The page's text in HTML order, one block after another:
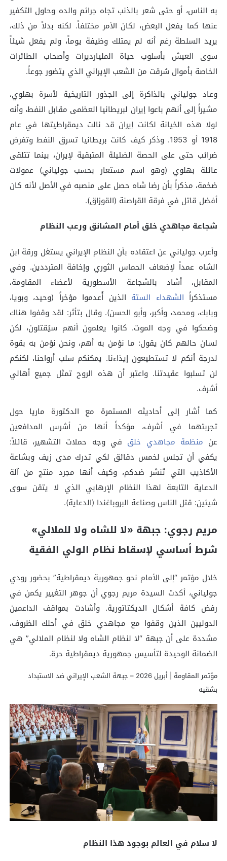
به الناس، أو حتى شعر بالذنب تجاه جرائم والده وحاول التكفير
عنها كما يفعل البعض، لكان الأمر مختلفاً. لكنه بدلاً من ذلك،
يريد السلطة رغم أنه لم يمتلك وظيفة يوماً، ولم يفعل شيئاً
سوى العيش بأسلوب حياة المليارديرات وأصحاب الطائرات
الخاصة بأموال سُرقت من الشعب الإيراني الذي يتضور جوعاً.
وعاد جولياني بالذاكرة إلى الجذور التاريخية لأسرة بهلوي،
مشيراً إلى أنهم باعوا إيران لبريطانيا العظمى مقابل النفط، وأنه
لولا هذه الخيانة لكانت إيران قد نالت ديمقراطيتها في عام
1918 أو 1953. وذكر كيف كانت بريطانيا تسرق النفط وتفرض
ضرائب حتى على الحصة الضئيلة المتبقية لإيران، بينما تتلقى
عائلة بهلوي (وهو اسم مستعار بحسب جولياني) عمولات
ضخمة، مذكراً بأن رضا شاه حصل على منصبه في الأصل لأنه كان
أفضل قاتل في فرقة القراصنة (القوزاق).
شجاعة مجاهدي خلق أمام المشانق ورعب النظام
وأعرب جولياني عن اعتقاده بأن النظام الإيراني يستغل ورقة ابن
الشاه عمداً لإضعاف الحماس الثوري وإخافة المترددين. وفي
المقابل، أشاد بالشجاعة الأسطورية لأعضاء المقاومة،
مستذكراً الشهداء الستة الذين أُعدموا مؤخراً (وحيد، وبويا،
وبابك، ومحمد، وأكبر، وأبو الحسن). وقال بتأثر: لقد وقفوا هناك
وضحكوا في وجه الموت. كانوا يعلمون أنهم سيُقتلون، لكن
لسان حالهم كان يقول: ما نؤمن به أهم، ونحن نؤمن به بقوة
لدرجة أنكم لا تستطيعون إيذاءنا. يمكنكم سلب أرواحنا، لكنكم
لن تسلبوا عقيدتنا. واعتبر أن هذه الروح تمثل جميع أهالي
أشرف.
كما أشار إلى أحاديثه المستمرة مع الدكتورة ماريا حول
تجربتهما في أشرف، مؤكداً أنها من أشرس المدافعين
عن منظمة مجاهدي خلق في وجه حملات التشهير، قائلاً:
يكفي أن تجلس لخمس دقائق لكي تدرك مدى زيف وبشاعة
الأكاذيب التي تُنشر ضدكم، وكيف أنها مجرد منتج من آلة
الدعاية التابعة لهذا النظام الإرهابي الذي لا يتقن سوى
شيئين: قتل الناس وصناعة البروباغندا (الدعاية).
مريم رجوي: جبهة «لا للشاه ولا للملالي»
شرط أساسي لإسقاط نظام الولي الفقیة
خلال مؤتمر “إلى الأمام نحو جمهورية ديمقراطية” بحضور رودي
جولياني، أكدت السيدة مريم رجوي أن جوهر التغيير يكمن في
رفض كافة أشكال الديكتاتورية. وأشادت بمواقف الداعمين
الدوليين الذين وقفوا مع مجاهدي خلق في أحلك الظروف،
مشددة على أن جبهة “لا لنظام الشاه ولا لنظام الملالي” هي
الضمانة الوحيدة لتأسيس جمهورية ديمقراطية حرة.
مؤتمر المقاومة | أبريل 2026 – جبهة الشعب الإيراني ضد الاستبداد
بشقيه
لا سلام في العالم بوجود هذا النظام